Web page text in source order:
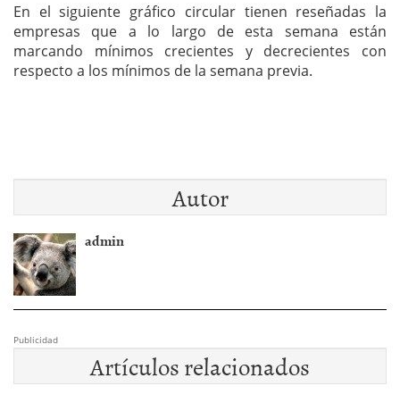
En el siguiente gráfico circular tienen reseñadas la
empresas que a lo largo de esta semana están
marcando mínimos crecientes y decrecientes con
respecto a los mínimos de la semana previa.
Autor
admin
Publicidad
Artículos relacionados